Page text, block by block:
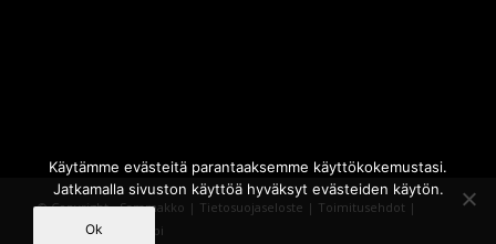
© Copyright - Sammakko | Tietosuojaseloste | Toimitusehdot |
Powered by
iQWebbi
Käytämme evästeitä parantaaksemme käyttökokemustasi.
Jatkamalla sivuston käyttöä hyväksyt evästeiden käytön.
Ok